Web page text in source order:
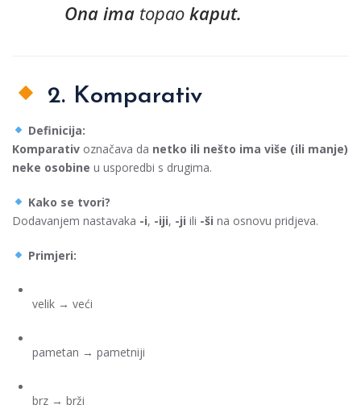
Ona ima topao kaput.
2. Komparativ
Definicija:
Komparativ označava da netko ili nešto ima više (ili manje)
neke osobine u usporedbi s drugima.
Kako se tvori?
Dodavanjem nastavaka -i, -iji, -ji ili -ši na osnovu pridjeva.
Primjeri:
velik → veći
pametan → pametniji
brz → brži